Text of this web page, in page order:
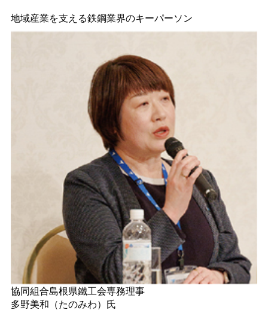
地域産業を支える鉄鋼業界のキーパーソン
協同組合島根県鐵工会専務理事
多野美和（たのみわ）氏